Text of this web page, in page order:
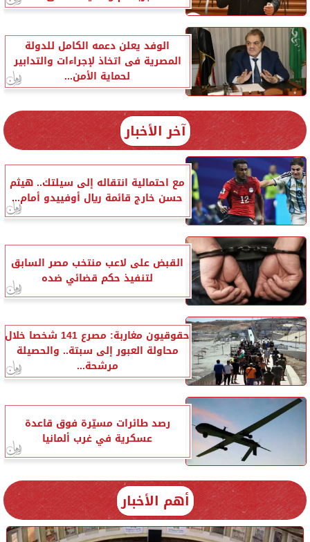
الوفد يعلن دعمه الكامل للدولة
المصرية فى اتخاذ لإجراءات والتدابير
لحماية الأمن...
آخر الأخبار
مع احتمالية انتقاله إلى سيلتك.. هيثم
حسن خارج قائمة ريال أوفييدو أمام...
القبض على لاعب منتخب مصر السابق
لتنفيذ حكم قضائي ضده
حقوقيون مغاربة: مصرع 141 شخصا خلال
محاولة العبور إلى سبتة.. والحصيلة
مرشحة...
رصد طائرات مسيّرة فوق قاعدة
عسكرية في غرب ألمانيا
أهم الأخبار